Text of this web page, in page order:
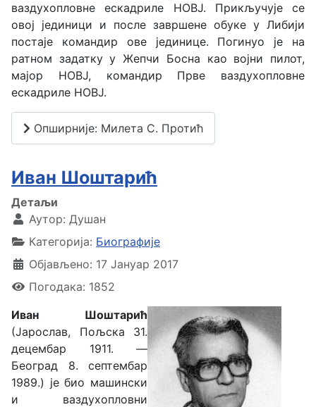
ваздухопловне ескадриле НОВЈ. Прикључује се
овој јединици и после завршене обуке у Либији
постаје командир ове јединице. Погинуо је на
ратном задатку у Жепчи Босна као војни пилот,
мајор НОВЈ, командир Прве ваздухопловне
ескадриле НОВЈ.
Опширније: Милета С. Протић
Иван Шоштарић
Детаљи
Аутор: Душан
Категорија: Биографије
Објављено: 17 Јануар 2017
Погодака: 1852
Иван Шоштарић
(Јарослав, Пољска 31.
децембар 1911. —
Београд 8. септембар
1989.) је био машински
и ваздухопловни